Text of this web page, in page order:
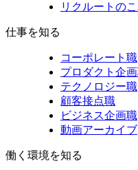
リクルートの
仕事を知る
コーポレート職
プロダクト企
テクノロジー職
顧客接点職
ビジネス企画職
動画アーカイブ
働く環境を知る